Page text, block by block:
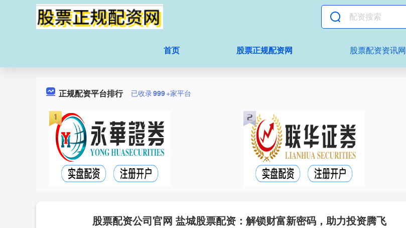
首页 股票正规配资网 股票配资资讯网
正规配资平台排行 已收录999+家平台
股票配资公司官网 盐城股票配资：解锁财富新密码，助力投资腾飞